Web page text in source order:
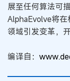
展至任何算法可
AlphaEvolve将
领域引发变革，
编译自：